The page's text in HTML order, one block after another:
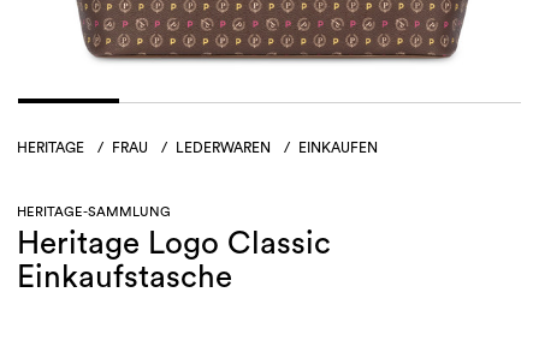
HERITAGE / FRAU / LEDERWAREN / EINKAUFEN
HERITAGE-SAMMLUNG
Heritage Logo Classic
Einkaufstasche